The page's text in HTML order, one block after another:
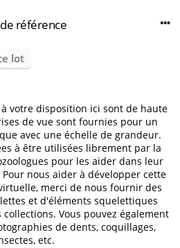
référence
lot
votre disposition ici sont de haute
de vue sont fournies pour un
avec une échelle de grandeur.
à être utilisées librement par la
pour les aider dans leur
nous aider à développer cette
merci de nous fournir des
et d'éléments squelettiques
Vous pouvez également
de dents, coquillages,
etc.